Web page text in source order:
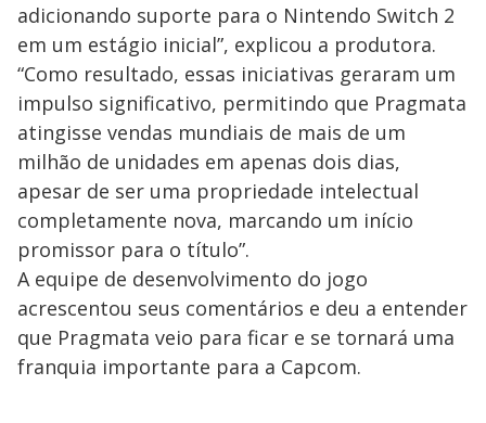
adicionando suporte para o Nintendo Switch 2
em um estágio inicial”, explicou a produtora.
“Como resultado, essas iniciativas geraram um
impulso significativo, permitindo que Pragmata
atingisse vendas mundiais de mais de um
milhão de unidades em apenas dois dias,
apesar de ser uma propriedade intelectual
completamente nova, marcando um início
promissor para o título”.
A equipe de desenvolvimento do jogo
acrescentou seus comentários e deu a entender
que Pragmata veio para ficar e se tornará uma
franquia importante para a Capcom.